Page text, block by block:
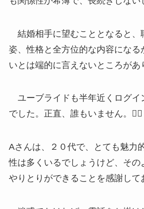
結婚相手に望むこととなると、
姿、性格と全方位的な内容になる
いとは端的に言えないところがあ
ユーブライドも半年近くログイ
でした。正直、誰もいません。🙇‍♂️
Aさんは、２０代で、とても魅力
性は多くいるでしょうけど、その
やりとりができることを感謝し